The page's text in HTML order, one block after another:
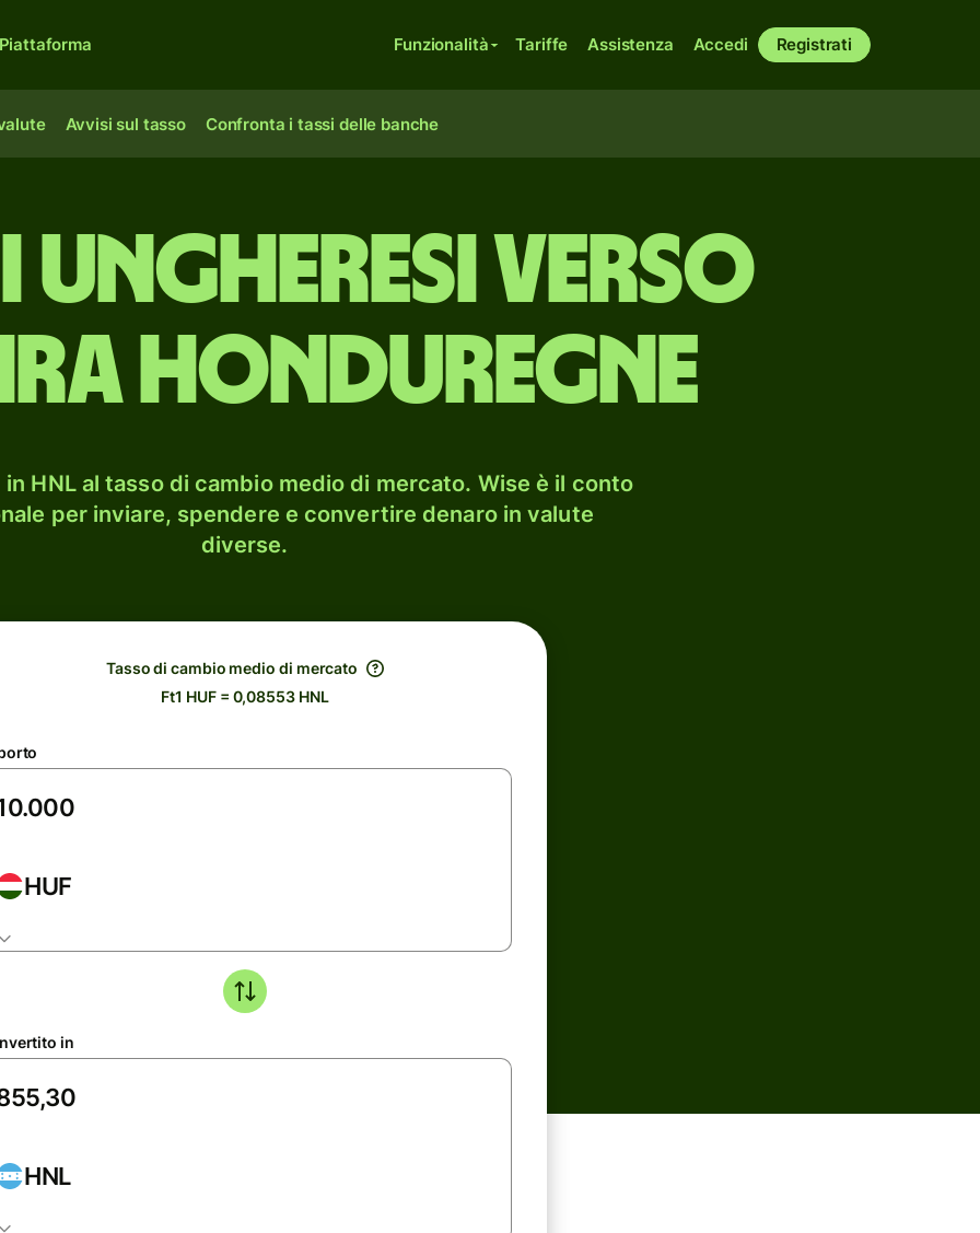
Funzionalità Tariffe Assistenza Accedi Registrati
Avvisi sul tasso Confronta i tassi delle banche
verso
honduregne
HNL al tasso di cambio medio di mercato. Wise è il conto
per inviare, spendere e convertire denaro in valute
diverse.
Tasso di cambio medio di mercato
Ft1 HUF = 0,08553 HNL
HUF
in
HNL